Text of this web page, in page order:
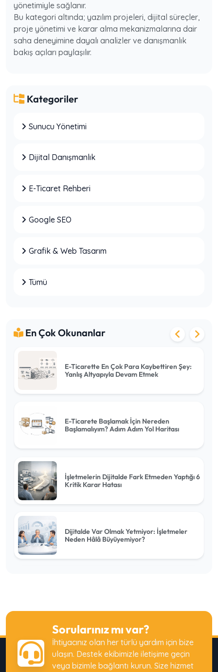
yönetimiyle sağlanır.
Bu kategori altında; yazılım projeleri, dijital süreçler,
proje yönetimi ve karar alma mekanizmalarına dair
saha deneyimine dayalı analizler ve danışmanlık
bakış açıları paylaşılır.
Kategoriler
Sunucu Yönetimi
Dijital Danışmanlık
E-Ticaret Rehberi
Google SEO
Grafik & Web Tasarım
Tümü
En Çok Okunanlar
İşletmelerin Yaptığı 7 Temel Hata
E-Ticarette En Çok Para Kaybettiren Şey:
Yanlış Altyapıyla Devam Etmek
E-Ticarete Başlamak İçin Nereden
Başlamalıyım? Adım Adım Yol Haritası
İşletmelerin Dijitalde Fark Etmeden Yaptığı 6
Kritik Karar Hatası
Dijitalde Var Olmak Yetmiyor: İşletmeler
Neden Hâlâ Büyüyemiyor?
Web Sitesi Olan Ama Müşteri Kazanamayan
İşletmeler Nerede Yanılıyor?
Sorularınız mı var?
İhtiyacınız olan her türlü yardım için bize
ulaşın. Destek ekibimizle iletişime geçin
veya bizimle bağlantı kurun. Size hizmet